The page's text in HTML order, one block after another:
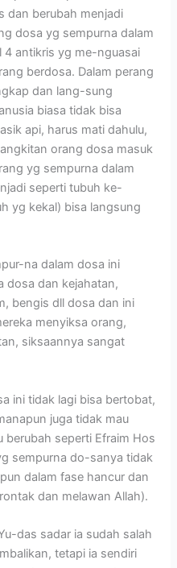
dan berubah menjadi
dosa yg sempurna dalam
4 antikris yg me-nguasai
berdosa. Dalam perang
dan lang-sung
biasa tidak bisa
api, harus mati dahulu,
orang dosa masuk
yg sempurna dalam
seperti tubuh ke-
yg kekal) bisa langsung
na dalam dosa ini
dosa dan kejahatan,
bengis dll dosa dan ini
menyiksa orang,
siksaannya sangat
ini tidak lagi bisa bertobat,
juga tidak mau
berubah seperti Efraim Hos
sempurna do-sanya tidak
dalam fase hancur dan
dan melawan Allah).
das sadar ia sudah salah
tetapi ia sendiri